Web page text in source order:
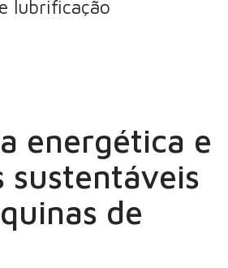
lubrificação
energética e
sustentáveis
de